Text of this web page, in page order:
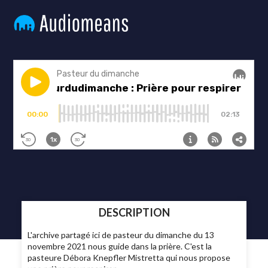
DESCRIPTION
L'archive partagé ici de pasteur du dimanche du 13
novembre 2021 nous guide dans la prière. C'est la
pasteure Débora Knepfler Mistretta qui nous propose